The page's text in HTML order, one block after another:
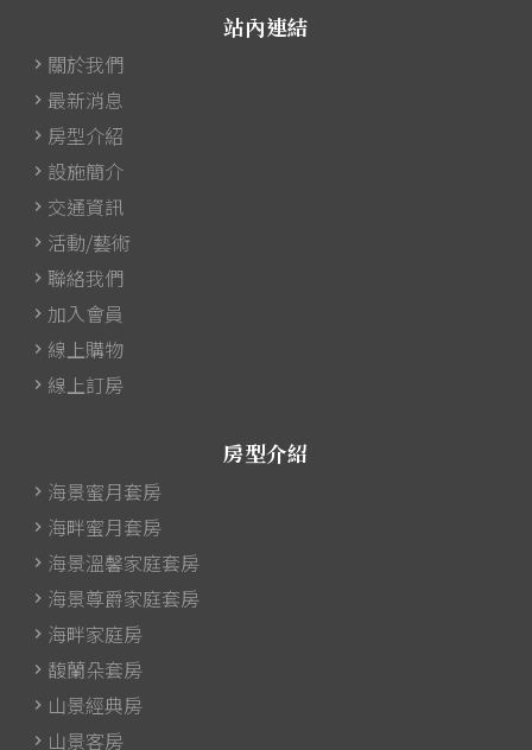
站內連結
關於我們
最新消息
房型介紹
設施簡介
交通資訊
活動/藝術
聯絡我們
加入會員
線上購物
線上訂房
房型介紹
海景蜜月套房
海畔蜜月套房
海景溫馨家庭套房
海景尊爵家庭套房
海畔家庭房
馥蘭朵套房
山景經典房
山景客房